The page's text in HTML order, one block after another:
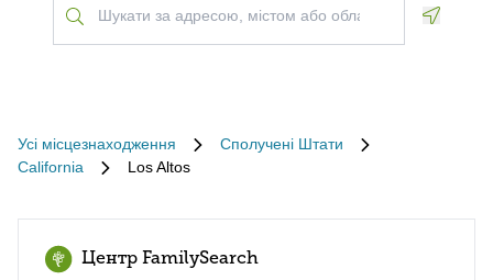
Усі місцезнаходження
Сполучені Штати
California
Los Altos
Центр FamilySearch